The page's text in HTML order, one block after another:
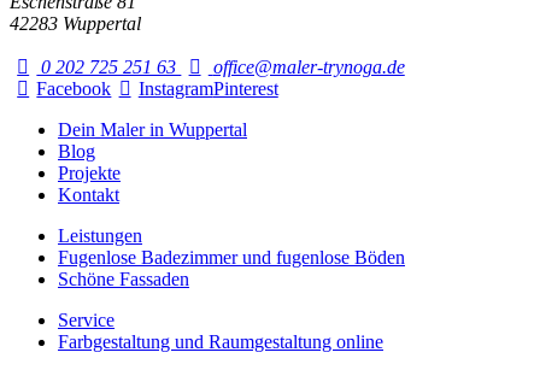
42283 Wuppertal
0 202 725 251 63
office@maler-trynoga.de
Facebook
InstagramPinterest
Dein Maler in Wuppertal
Blog
Projekte
Kontakt
Leistungen
Fugenlose Badezimmer und fugenlose Böden
Schöne Fassaden
Service
Farbgestaltung und Raumgestaltung online